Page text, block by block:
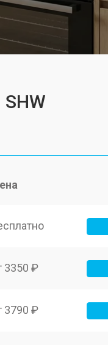
3350 ₽
3790 ₽